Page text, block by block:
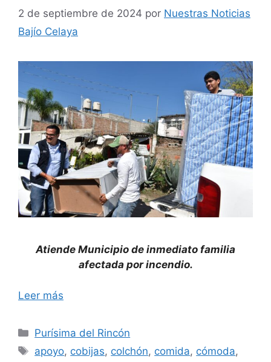
2 de septiembre de 2024 por Nuestras Noticias
Bajío Celaya
Atiende Municipio de inmediato familia
afectada por incendio.
Leer más
Categorías
Purísima del Rincón
Etiquetas
apoyo, cobijas, colchón, comida, cómoda,